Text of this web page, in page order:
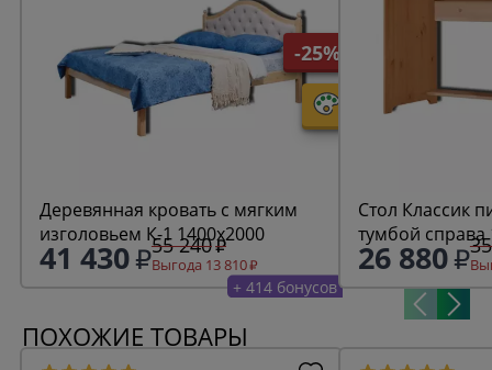
-25%
Деревянная кровать с мягким
изголовьем К-1 1400х2000
41 430 55 240
Выгода 13 810
+ 414 бонусов
Стол Классик
тумбой
26 880
ПОХОЖИЕ ТОВАРЫ